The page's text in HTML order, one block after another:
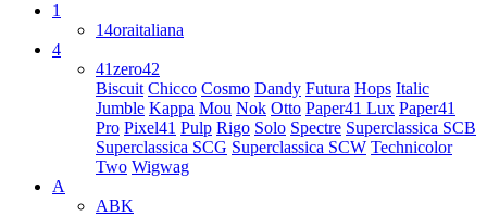
1
14oraitaliana
4
41zero42
Biscuit Chicco Cosmo Dandy Futura Hops Italic
Jumble Kappa Mou Nok Otto Paper41 Lux Paper41
Pro Pixel41 Pulp Rigo Solo Spectre Superclassica SCB
Superclassica SCG Superclassica SCW Technicolor
Two Wigwag
A
ABK